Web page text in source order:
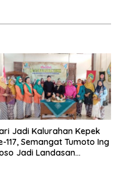
Jadi Kalurahan Kepek
117, Semangat Tumoto Ing
Jadi Landasan